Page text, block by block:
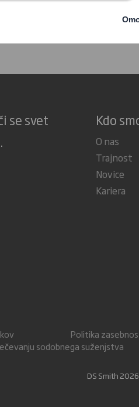
se svet Kdo
O nas
Trajnost
Novice
Kariera
Politika
sodobnega suženjstva
DS Smith